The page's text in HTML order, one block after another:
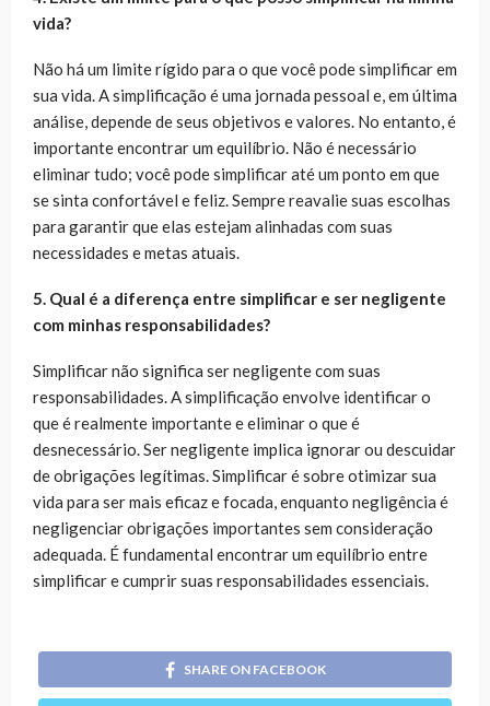
vida?
Não há um limite rígido para o que você pode simplificar em
sua vida. A simplificação é uma jornada pessoal e, em última
análise, depende de seus objetivos e valores. No entanto, é
importante encontrar um equilíbrio. Não é necessário
eliminar tudo; você pode simplificar até um ponto em que
se sinta confortável e feliz. Sempre reavalie suas escolhas
para garantir que elas estejam alinhadas com suas
necessidades e metas atuais.
5. Qual é a diferença entre simplificar e ser negligente
com minhas responsabilidades?
Simplificar não significa ser negligente com suas
responsabilidades. A simplificação envolve identificar o
que é realmente importante e eliminar o que é
desnecessário. Ser negligente implica ignorar ou descuidar
de obrigações legítimas. Simplificar é sobre otimizar sua
vida para ser mais eficaz e focada, enquanto negligência é
negligenciar obrigações importantes sem consideração
adequada. É fundamental encontrar um equilíbrio entre
simplificar e cumprir suas responsabilidades essenciais.
SHARE ON FACEBOOK